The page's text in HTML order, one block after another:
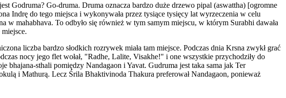
Godruma? Go-druma. Druma oznacza bardzo duże drzewo pipal (aswattha) [ogromne
Indrę do tego miejsca i wykonywała przez tysiące tysięcy lat wyrzeczenia w celu
w mahabhava. To odbyło się również w tym samym miejscu, w którym Surabhi dawała
liczba bardzo słodkich rozrywek miała tam miejsce. Podczas dnia Krsna zwykł grać
nocy jego flet wołał, "Radhe, Lalite, Visakhe!" i one wszystkie przychodziły do
sthali pomiędzy Nandagaon i Yavat. Gudruma jest taka sama jak Ter
i Mathurą. Lecz Śrila Bhaktivinoda Thakura preferował Nandagaon, ponieważ